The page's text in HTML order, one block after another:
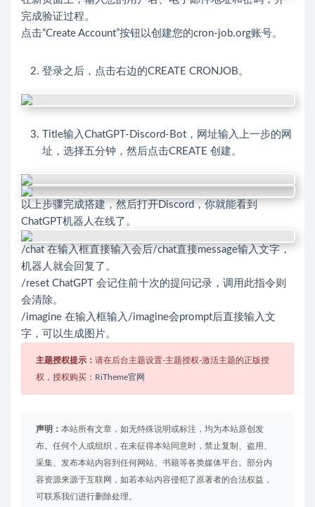
完成验证过程。
点击“Create Account”按钮以创建您的cron-job.org账号。
登录之后，点击右边的CREATE CRONJOB。
Title输入ChatGPT-Discord-Bot，网址输入上一步的网
址，选择五分钟，然后点击CREATE 创建。
以上步骤完成搭建，然后打开Discord，你就能看到
ChatGPT机器人在线了。
/chat 在输入框直接输入会后/chat直接message输入文字，
机器人就会回复了。
/reset ChatGPT 会记住前十次的提问记录，调用此指令则
会清除。
/imagine 在输入框输入/imagine会prompt后直接输入文
字，可以生成图片。
主题授权提示： 请在后台主题设置-主题授权-激活主题的正版授
权，授权购买： RiTheme官网
声明： 本站所有文章，如无特殊说明或标注，均为本站原创发
布。任何个人或组织，在未征得本站同意时，禁止复制、盗用、
采集、发布本站内容到任何网站、书籍等各类媒体平台。部分内
容资源来源于互联网，如若本站内容侵犯了原著者的合法权益，
可联系我们进行删除处理。